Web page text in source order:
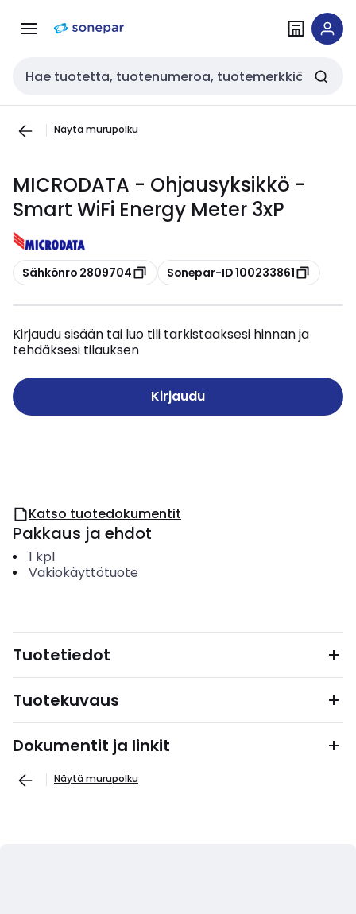
navigointiinsisältöön
Haku
Näytä murupolku
MICRODATA - Ohjausyksikkö -
Smart WiFi Energy Meter 3xP
Kopioi
Sähkönro 2809704 Kopioi
Sonepar-ID 100233861
Kirjaudu sisään tai luo tili tarkistaaksesi hinnan ja
tehdäksesi tilauksen
Kirjaudu
Katso tuotedokumentit
Pakkaus ja ehdot
1 kpl
Vakiokäyttötuote
Tuotetiedot
Tuotekuvaus
Dokumentit ja linkit
Näytä murupolku